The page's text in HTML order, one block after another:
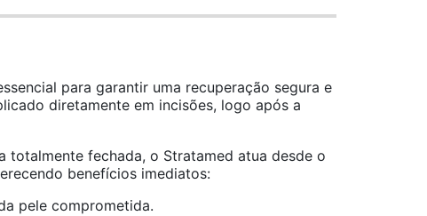
para garantir uma recuperação segura e
diretamente em incisões, logo após a
totalmente fechada, o Stratamed atua desde o
benefícios imediatos:
pele comprometida.